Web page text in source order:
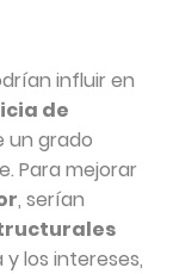
influir en
de
un grado
Para mejorar
, serían
los intereses,